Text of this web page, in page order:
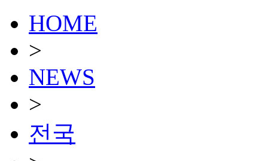
HOME
>
NEWS
>
전국